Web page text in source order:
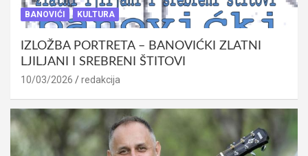
BANOVIĆI KULTURA
IZLOŽBA PORTRETA – BANOVIĆKI ZLATNI
LJILJANI I SREBRENI ŠTITOVI
10/03/2026 redakcija